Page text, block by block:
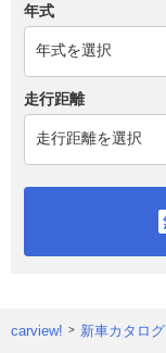
年式
走行距離
carview! 新車カタログ